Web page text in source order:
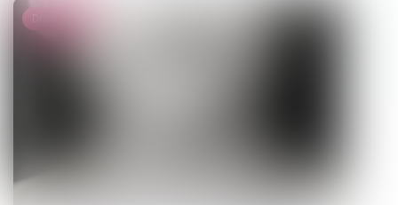
Droit pénal